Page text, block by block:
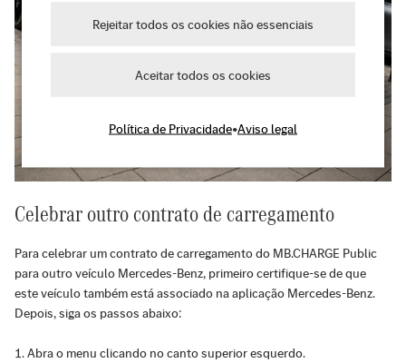
Celebrar outro contrato de carregamento
Para celebrar um contrato de carregamento do MB.CHARGE Public
para outro veículo Mercedes-Benz, primeiro certifique-se de que
este veículo também está associado na aplicação Mercedes-Benz.
Depois, siga os passos abaixo:
Abra o menu clicando no canto superior esquerdo.
Rejeitar todos os cookies não essenciais
Aceitar todos os cookies
Política de Privacidade•Aviso legal